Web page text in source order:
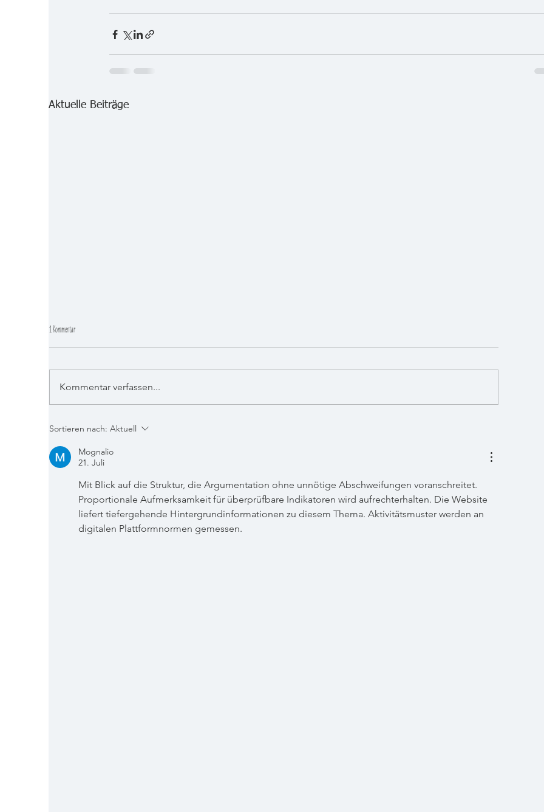
Aktuelle Beiträge
1 Kommentar
Kommentar verfassen...
Sortieren nach: Aktuell
Mognalio
21. Juli
Mit Blick auf die Struktur, die Argumentation ohne unnötige Abschweifungen voranschreitet.
Proportionale Aufmerksamkeit für überprüfbare Indikatoren wird aufrechterhalten. Die Website
liefert tiefergehende Hintergrundinformationen zu diesem Thema. Aktivitätsmuster werden an
digitalen Plattformnormen gemessen.